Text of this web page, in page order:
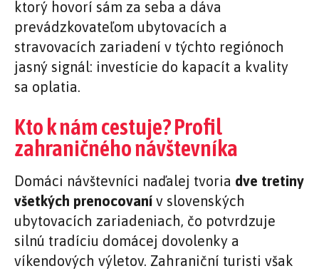
ktorý hovorí sám za seba a dáva
prevádzkovateľom ubytovacích a
stravovacích zariadení v týchto regiónoch
jasný signál: investície do kapacít a kvality
sa oplatia.
Kto k nám cestuje? Profil
zahraničného návštevníka
Domáci návštevníci naďalej tvoria dve tretiny
všetkých prenocovaní v slovenských
ubytovacích zariadeniach, čo potvrdzuje
silnú tradíciu domácej dovolenky a
víkendových výletov. Zahraniční turisti však